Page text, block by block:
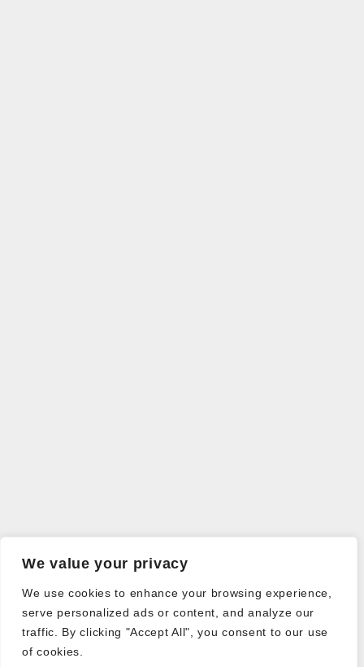
We value your privacy
We use cookies to enhance your browsing experience,
serve personalized ads or content, and analyze our
traffic. By clicking "Accept All", you consent to our use
of cookies.